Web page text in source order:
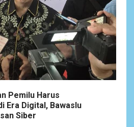
Unggulan Gubernur
Dinilai Abal-Abal?
Pamtas Kewilayahan
yonif 645/gty. Pos
Laksanakan Kegiatan
Gunung Susu
Pemilu Harus
Era Digital, Bawaslu
Siber